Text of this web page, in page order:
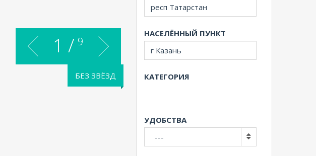
БЕЗ ЗВЁЗД
1 / 9
НАСЕЛЁННЫЙ ПУНКТ
КАТЕГОРИЯ
УДОБСТВА
---